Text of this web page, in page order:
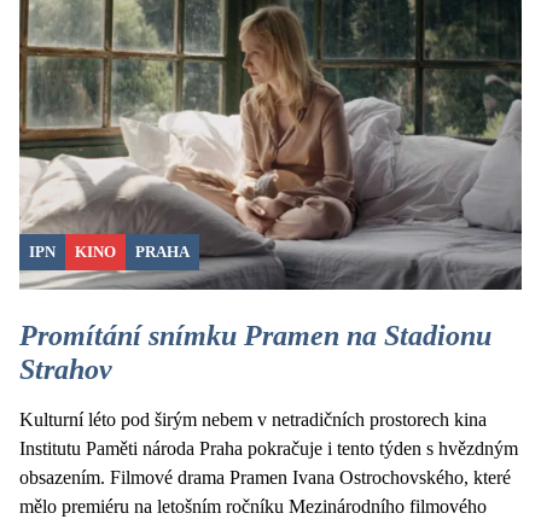
IPN KINO PRAHA
Promítání snímku Pramen na Stadionu
Strahov
Kulturní léto pod širým nebem v netradičních prostorech kina
Institutu Paměti národa Praha pokračuje i tento týden s hvězdným
obsazením. Filmové drama Pramen Ivana Ostrochovského, které
mělo premiéru na letošním ročníku Mezinárodního filmového